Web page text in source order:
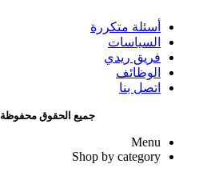
أسئلة متكررة
السياسات
فريق ريدي
الوظائف
اتصل بنا
جميع الحقوق محفوظة 2023_ ريدي
Menu
Shop by category